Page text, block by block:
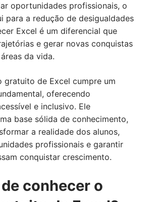
oportunidades profissionais, o
para a redução de desigualdades
Excel é um diferencial que
e gerar novas conquistas
da vida.
gratuito de Excel cumpre um
oferecendo
e inclusivo. Ele
base sólida de conhecimento,
a realidade dos alunos,
profissionais e garantir
conquistar crescimento.
conhecer o